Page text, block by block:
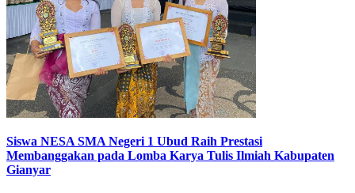
Siswa NESA SMA Negeri 1 Ubud Raih Prestasi
Membanggakan pada Lomba Karya Tulis Ilmiah Kabupaten
Gianyar